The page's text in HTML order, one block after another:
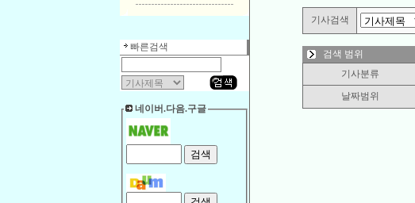
빠른검색
네이버.다음.구글
기사검색
검색 범위
기사분류
날짜범위